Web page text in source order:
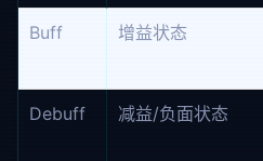
Buff 增益状态
Debuff 减益/负面状态